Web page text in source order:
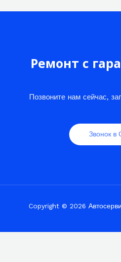
Ремонт с
Позвоните нам сейчас,
Звонок в
Copyright © 2026